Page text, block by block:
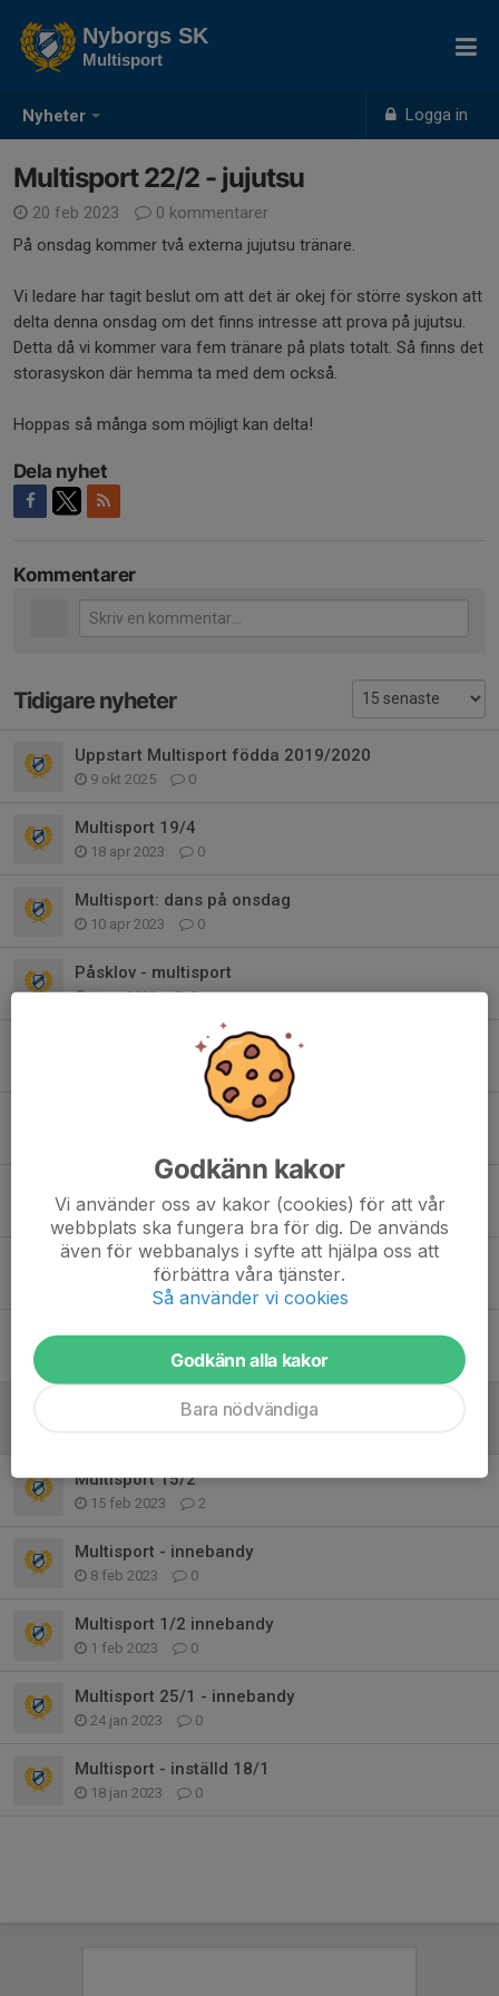
Nyheter Logga in
Nyborgs SK
Multisport
Multisport 22/2 - jujutsu
20 feb 2023
0 kommentarer
På onsdag kommer två externa jujutsu tränare.
Vi ledare har tagit beslut om att det är okej för större syskon att
delta denna onsdag om det finns intresse att prova på jujutsu.
Detta då vi kommer vara fem tränare på plats totalt. Så finns det
storasyskon där hemma ta med dem också.
Hoppas så många som möjligt kan delta!
Dela nyhet
Kommentarer
Tidigare nyheter
Uppstart Multisport födda 2019/2020
9 okt 2025 0
Multisport 19/4
18 apr 2023 0
Multisport: dans på onsdag
10 apr 2023 0
Påsklov - multisport
4 apr 2023 0
Multisport - Tennis
0
7 mar 2023 0
Multisport på sportlovet
5 mar 2023 0
Multisport 1/3 handboll/basket
0
Multisport 22/2 - jujutsu
Multisport 15/2
15 feb 2023 2
Multisport - innebandy
8 feb 2023 0
Multisport 1/2 innebandy
1 feb 2023 0
Multisport 25/1 - innebandy
24 jan 2023 0
Multisport - inställd 18/1
18 jan 2023 0
Godkänn kakor
Vi använder oss av kakor (cookies) för att vår
webbplats ska fungera bra för dig. De används
även för webbanalys i syfte att hjälpa oss att
förbättra våra tjänster.
Så använder vi cookies
Godkänn alla kakor
Bara nödvändiga